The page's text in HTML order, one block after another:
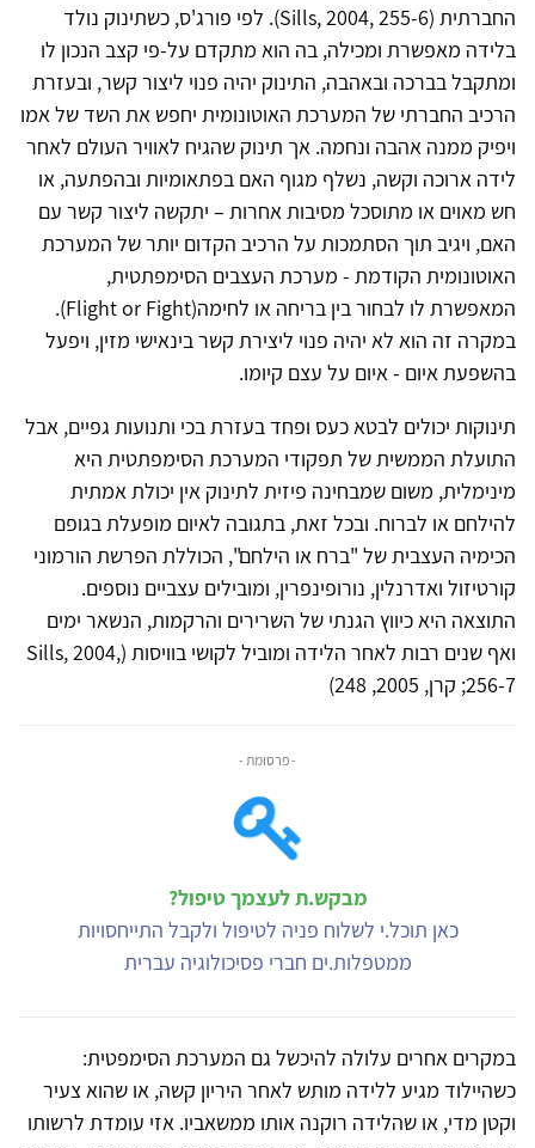
החברתית (Sills, 2004, 255-6). לפי פורג'ס, כשתינוק נולד
בלידה מאפשרת ומכילה, בה הוא מתקדם על-פי קצב הנכון לו
ומתקבל בברכה ובאהבה, התינוק יהיה פנוי ליצור קשר, ובעזרת
הרכיב החברתי של המערכת האוטונומית יחפש את השד של אמו
ויפיק ממנה אהבה ונחמה. אך תינוק שהגיח לאוויר העולם לאחר
לידה ארוכה וקשה, נשלף מגוף האם בפתאומיות ובהפתעה, או
חש מאוים או מתוסכל מסיבות אחרות – יתקשה ליצור קשר עם
האם, ויגיב תוך הסתמכות על הרכיב הקדום יותר של המערכת
האוטונומית הקודמת - מערכת העצבים הסימפתטית,
המאפשרת לו לבחור בין בריחה או לחימה(Flight or Fight).
במקרה זה הוא לא יהיה פנוי ליצירת קשר בינאישי מזין, ויפעל
בהשפעת איום - איום על עצם קיומו.
תינוקות יכולים לבטא כעס ופחד בעזרת בכי ותנועות גפיים, אבל
התועלת הממשית של תפקודי המערכת הסימפתטית היא
מינימלית, משום שמבחינה פיזית לתינוק אין יכולת אמתית
להילחם או לברוח. ובכל זאת, בתגובה לאיום מופעלת בגופם
הכימיה העצבית של "ברח או הילחם", הכוללת הפרשת הורמוני
קורטיזול ואדרנלין, נורופינפרין, ומובילים עצביים נוספים.
התוצאה היא כיווץ הגנתי של השרירים והרקמות, הנשאר ימים
ואף שנים רבות לאחר הלידה ומוביל לקושי בוויסות (Sills, 2004,
256-7; קרן, 2005, 248)
- פרסומת -
מבקש.ת לעצמך טיפול?
כאן תוכל.י לשלוח פניה לטיפול ולקבל התייחסויות
ממטפלות.ים חברי פסיכולוגיה עברית
במקרים אחרים עלולה להיכשל גם המערכת הסימפטית:
כשהיילוד מגיע ללידה מותש לאחר היריון קשה, או שהוא צעיר
וקטן מדי, או שהלידה רוקנה אותו ממשאביו. אזי עומדת לרשותו